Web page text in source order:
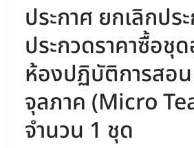
ประกาศ ยกเลิกปร
ประกวดราคาซื้อชุ
ห้องปฏิบัติการสอ
จุลภาค (Micro
จำนวน 1 ชุด